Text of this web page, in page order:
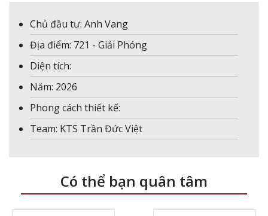
Chủ đầu tư: Anh Vang
Địa điểm: 721 - Giải Phóng
Diện tích:
Năm: 2026
Phong cách thiết kế:
Team: KTS Trần Đức Việt
Có thể bạn quân tâm